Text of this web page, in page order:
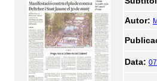
Autor:
Data: